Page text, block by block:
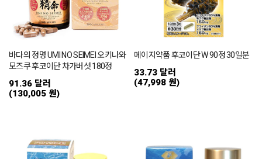
바다의 정명 UMI NO SEIMEI 오키나와
모즈쿠 후코이단 차가버섯 180정
91.36 달러
(130,005 원)
메이지약품 후코이단 W 90정 30일분
33.73 달러
(47,998 원)